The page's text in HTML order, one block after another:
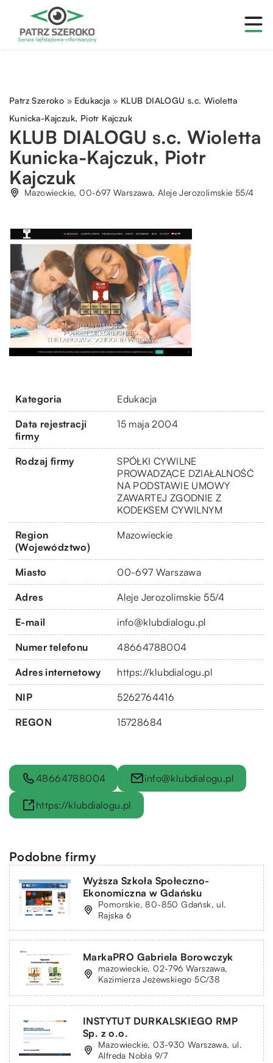
Patrz Szeroko » Edukacja » KLUB DIALOGU s.c. Wioletta
Kunicka-Kajczuk, Piotr Kajczuk
KLUB DIALOGU s.c. Wioletta
Kunicka-Kajczuk, Piotr
Kajczuk
Mazowieckie, 00-697 Warszawa, Aleje Jerozolimskie 55/4
Kategoria Edukacja
Data rejestracji
firmy
15 maja 2004
Rodzaj firmy
SPÓŁKI CYWILNE
PROWADZĄCE DZIAŁALNOŚĆ
NA PODSTAWIE UMOWY
ZAWARTEJ ZGODNIE Z
KODEKSEM CYWILNYM
Region
(Województwo)
Mazowieckie
Miasto 00-697 Warszawa
Adres Aleje Jerozolimskie 55/4
E-mail info@klubdialogu.pl
Numer telefonu 48664788004
Adres internetowy https://klubdialogu.pl
NIP 5262764416
REGON 15728684
48664788004 info@klubdialogu.pl
https://klubdialogu.pl
Podobne firmy
Wyższa Szkoła Społeczno-
Ekonomiczna w Gdańsku
Pomorskie, 80-850 Gdańsk, ul.
Rajska 6
MarkaPRO Gabriela Borowczyk
mazowieckie, 02-796 Warszawa,
Kazimierza Jeżewskiego 5C/38
INSTYTUT DURKALSKIEGO RMP
Sp. z o.o.
Mazowieckie, 03-930 Warszawa, ul.
Alfreda Nobla 9/7